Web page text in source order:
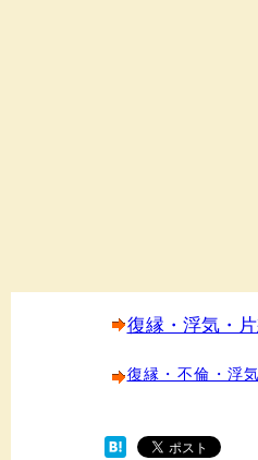
復縁・浮気・
復縁・不倫・浮